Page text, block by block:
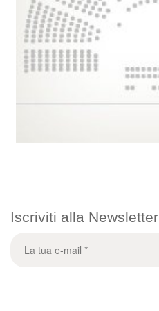
Iscriviti alla Newsletter